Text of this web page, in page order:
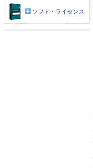
ソフト・ライセンス